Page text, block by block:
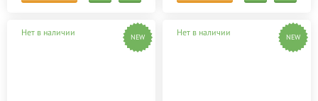
Нет в наличии NEW Нет в наличии NEW